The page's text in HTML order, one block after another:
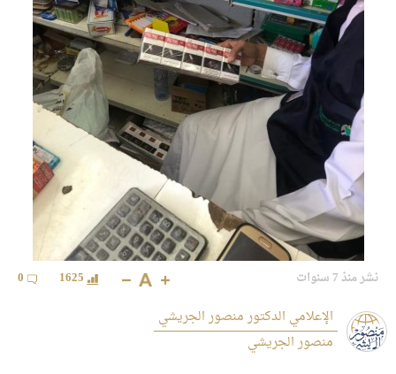
نشر منذ 7 سنوات 1625
0
الإعلامي الدكتور منصور الجريشي
منصور الجريشي